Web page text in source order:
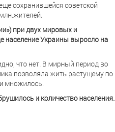
сохранившейся советской
при двух мировых и
население Украины выросло на
что нет. В мирный период во
позволяла жить растущему по
множилось.
и количество населения.